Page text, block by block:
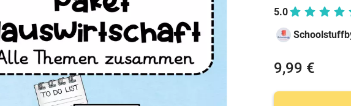
5.0
9,99 €